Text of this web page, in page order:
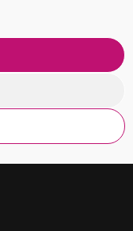
l'ADN